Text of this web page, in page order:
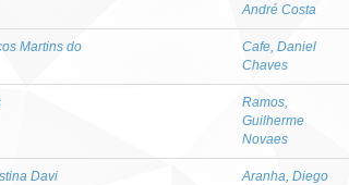
André Costa
Martins do
Cafe, Daniel
Chaves
Ramos,
Guilherme
Novaes
Davi
Aranha, Diego